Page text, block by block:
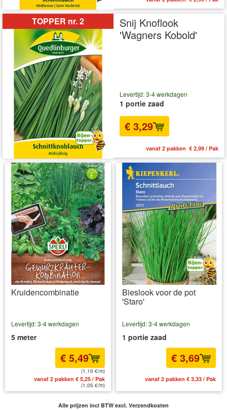
TOPPER nr. 2
Snij Knoflook
'Wagners Kobold'
Levertijd: 3-4 werkdagen
1 portie zaad
€ 3,29
vanaf 2 pakken € 2,99 / Pak
Kruidencombinatie
Levertijd: 3-4 werkdagen
5 meter
€ 5,49
(1,10 €/m)
vanaf 2 pakken € 5,25 / Pak
(1,05 €/m)
Bieslook voor de pot
'Staro'
Levertijd: 3-4 werkdagen
1 portie zaad
€ 3,69
vanaf 2 pakken € 3,33 / Pak
Alle prijzen incl BTW excl. Verzendkosten